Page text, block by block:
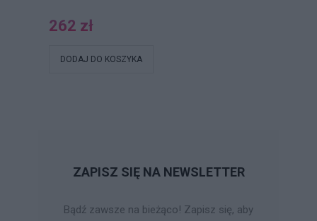
262 zł
DODAJ DO KOSZYKA
ZAPISZ SIĘ NA NEWSLETTER
Bądź zawsze na bieżąco! Zapisz się, aby